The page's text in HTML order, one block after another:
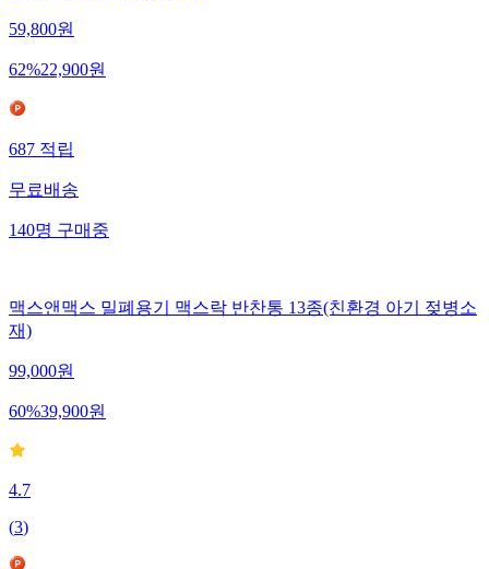
59,800원
62%22,900원
687 적립
무료배송
140명 구매중
맥스앤맥스 밀폐용기 맥스락 반찬통 13종(친환경 아기 젖병소
재)
99,000원
60%39,900원
4.7
(3)